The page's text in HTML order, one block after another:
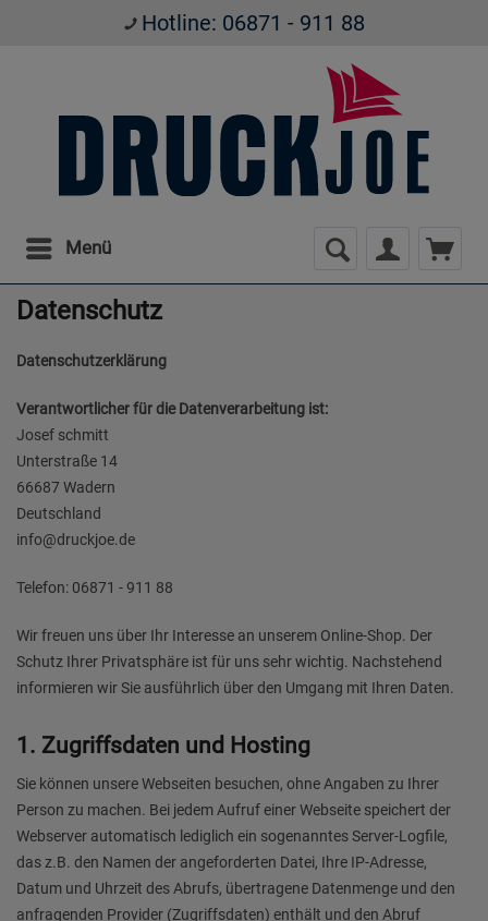
Hotline: 06871 - 911 88
Menü
Datenschutz
Datenschutzerklärung
Verantwortlicher für die Datenverarbeitung ist:
Josef schmitt
Unterstraße 14
66687 Wadern
Deutschland
info@druckjoe.de
Telefon: 06871 - 911 88
Wir freuen uns über Ihr Interesse an unserem Online-Shop. Der
Schutz Ihrer Privatsphäre ist für uns sehr wichtig. Nachstehend
informieren wir Sie ausführlich über den Umgang mit Ihren Daten.
1. Zugriffsdaten und Hosting
Sie können unsere Webseiten besuchen, ohne Angaben zu Ihrer
Person zu machen. Bei jedem Aufruf einer Webseite speichert der
Webserver automatisch lediglich ein sogenanntes Server-Logfile,
das z.B. den Namen der angeforderten Datei, Ihre IP-Adresse,
Datum und Uhrzeit des Abrufs, übertragene Datenmenge und den
anfragenden Provider (Zugriffsdaten) enthält und den Abruf